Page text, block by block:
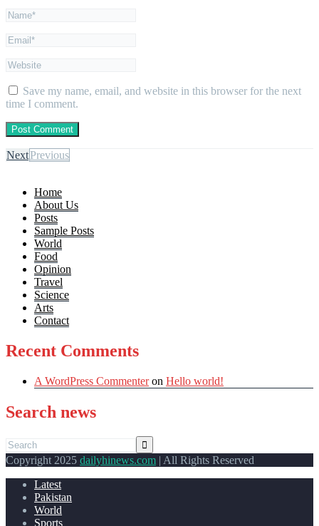
Save my name, email, and website in this browser for the next
time I comment.
NextPrevious
Home
About Us
Posts
Sample Posts
World
Food
Opinion
Travel
Science
Arts
Contact
Recent Comments
A WordPress Commenteron Hello world!
Search news
Copyright 2025 dailyhinews.com | All Rights Reserved
Latest
Pakistan
World
Sports